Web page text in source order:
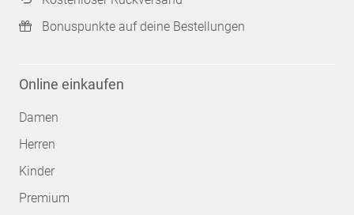
Bonuspunkte auf deine Bestellungen
Online einkaufen
Damen
Herren
Kinder
Premium